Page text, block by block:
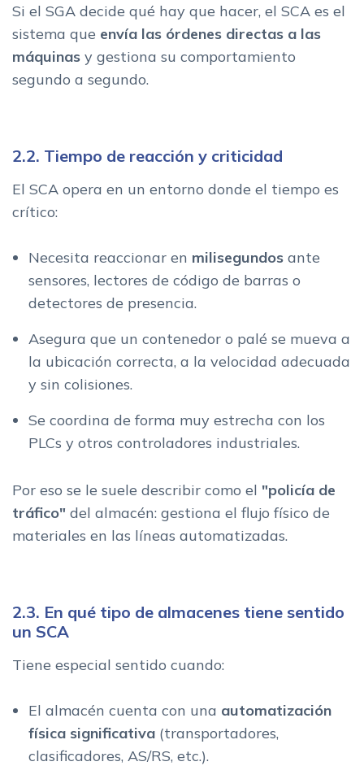
Si el SGA decide qué hay que hacer, el SCA es el
sistema que envía las órdenes directas a las
máquinas y gestiona su comportamiento
segundo a segundo.
2.2. Tiempo de reacción y criticidad
El SCA opera en un entorno donde el tiempo es
crítico:
Necesita reaccionar en milisegundos ante
sensores, lectores de código de barras o
detectores de presencia.
Asegura que un contenedor o palé se mueva a
la ubicación correcta, a la velocidad adecuada
y sin colisiones.
Se coordina de forma muy estrecha con los
PLCs y otros controladores industriales.
Por eso se le suele describir como el "policía de
tráfico" del almacén: gestiona el flujo físico de
materiales en las líneas automatizadas.
2.3. En qué tipo de almacenes tiene sentido
un SCA
Tiene especial sentido cuando:
El almacén cuenta con una automatización
física significativa (transportadores,
clasificadores, AS/RS, etc.).